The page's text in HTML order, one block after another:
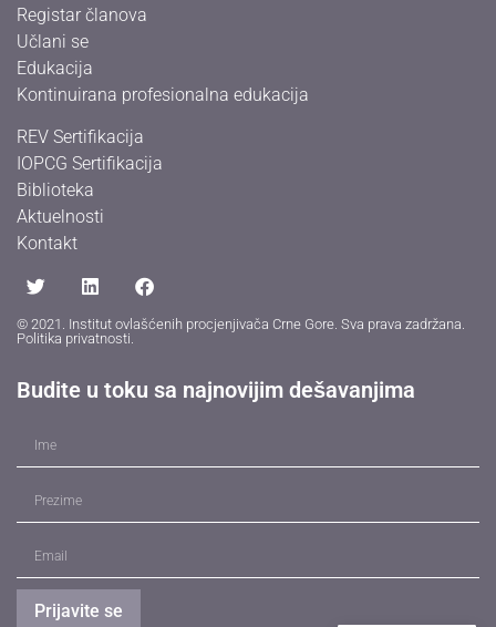
Registar članova
Učlani se
Edukacija
Kontinuirana profesionalna edukacija
REV Sertifikacija
IOPCG Sertifikacija
Biblioteka
Aktuelnosti
Kontakt
© 2021. Institut ovlašćenih procjenjivača Crne Gore. Sva prava zadržana.
Politika privatnosti
Budite u toku sa najnovijim dešavanjima
Prijavite se